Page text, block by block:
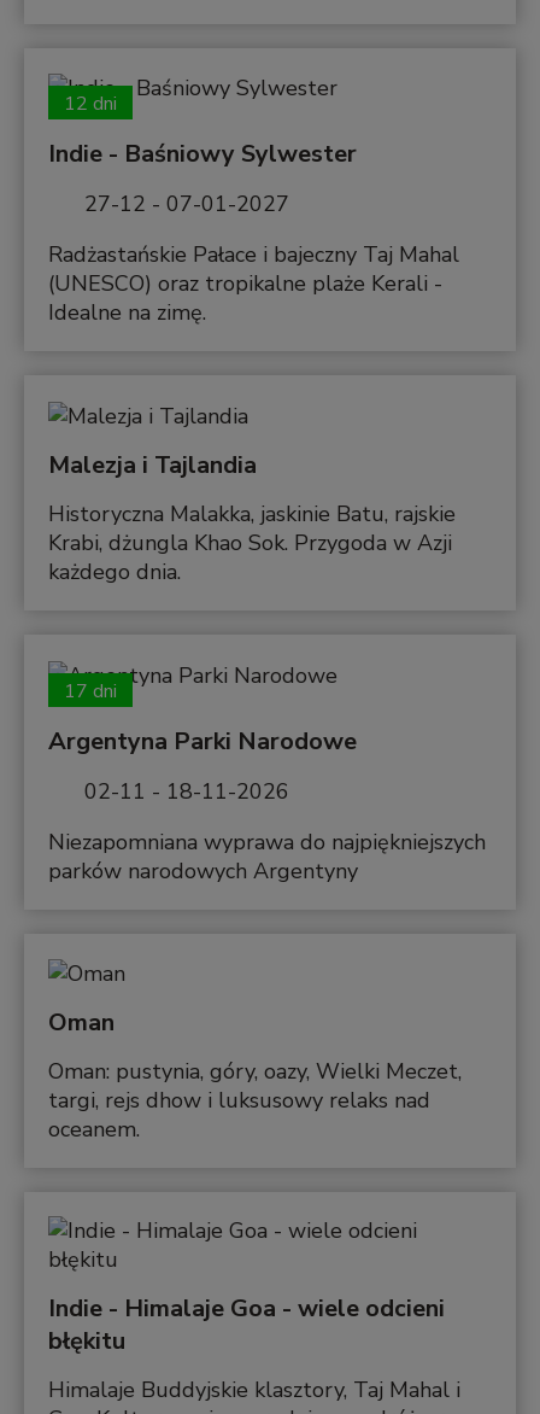
12 dni
Indie - Baśniowy Sylwester
27-12 - 07-01-2027
Radżastańskie Pałace i bajeczny Taj Mahal
(UNESCO) oraz tropikalne plaże Kerali -
Idealne na zimę.
Malezja i Tajlandia
Historyczna Malakka, jaskinie Batu, rajskie
Krabi, dżungla Khao Sok. Przygoda w Azji
każdego dnia.
17 dni
Argentyna Parki Narodowe
02-11 - 18-11-2026
Niezapomniana wyprawa do najpiękniejszych
parków narodowych Argentyny
Oman
Oman: pustynia, góry, oazy, Wielki Meczet,
targi, rejs dhow i luksusowy relaks nad
oceanem.
Indie - Himalaje Goa - wiele odcieni
błękitu
Himalaje Buddyjskie klasztory, Taj Mahal i